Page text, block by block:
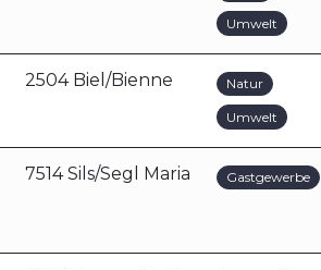
Umwelt
2504 Biel/Bienne Natur
Umwelt
7514 Sils/Segl Maria Gastgewerbe